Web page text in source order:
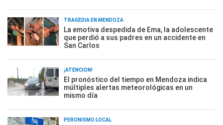
TRAGEDIA EN MENDOZA
La emotiva despedida de Ema, la adolescente
que perdió a sus padres en un accidente en
San Carlos
¡ATENCIÓN!
El pronóstico del tiempo en Mendoza indica
múltiples alertas meteorológicas en un
mismo día
PERONISMO LOCAL